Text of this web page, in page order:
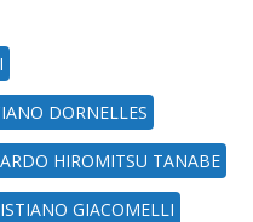
DORNELLES
HIROMITSU TANABE
GIACOMELLI